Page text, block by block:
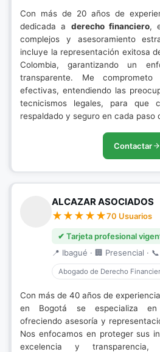
Con más de 20 años de
dedicada a derecho financiero,
complejos y asesoramiento
incluye la representación exitosa
Colombia, garantizando un
transparente. Me
efectivas, entendiendo las
tecnicismos legales, para que
respaldado y seguro en cada paso
Contactar
ALCAZAR ASOCIADOS
70 Usuarios
✔ Tarjeta profesional
📍 Ibagué · 🏢 Presencial ·
Abogado de Derecho
Con más de 40 años de
en Bogotá se especializa
ofreciendo asesoría y
Nos enfocamos en proteger sus
excelencia y transparencia,